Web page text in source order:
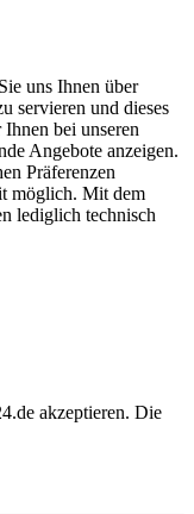
uns Ihnen über
servieren und dieses
bei unseren
Angebote anzeigen.
Präferenzen
möglich. Mit dem
lediglich technisch
akzeptieren. Die